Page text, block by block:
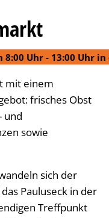
8:00 Uhr - 13:00 Uhr
mit einem
frisches Obst
und
sowie
sich der
Pauluseck in der
Treffpunkt